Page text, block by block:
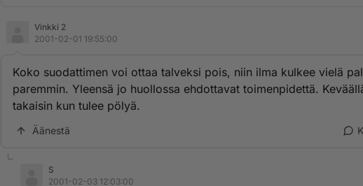
Vinkki 2
2001-02-01 19:55:00
Koko suodattimen voi ottaa talveksi pois, niin ilma kulkee vielä
paremmin. Yleensä jo huollossa ehdottavat toimenpidettä.
takaisin kun tulee pölyä.
Äänestä
S
2001-02-03 12:03:00